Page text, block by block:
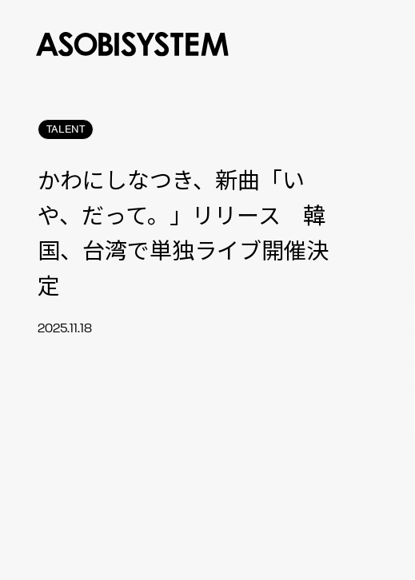
TALENT
かわにしなつき、新曲「い
や、だって。」リリース 韓
国、台湾で単独ライブ開催決
定
2025.11.18